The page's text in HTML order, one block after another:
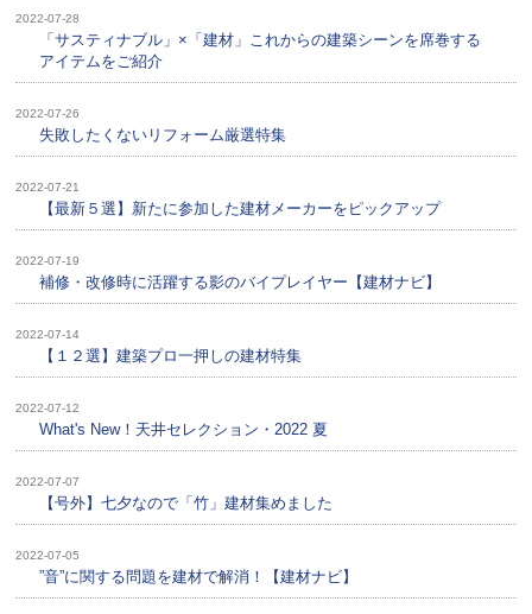
2022-07-28
「サスティナブル」×「建材」これからの建築シーンを席巻する
アイテムをご紹介
2022-07-26
失敗したくないリフォーム厳選特集
2022-07-21
【最新５選】新たに参加した建材メーカーをピックアップ
2022-07-19
補修・改修時に活躍する影のバイプレイヤー【建材ナビ】
2022-07-14
【１２選】建築プロ一押しの建材特集
2022-07-12
What's New！天井セレクション・2022 夏
2022-07-07
【号外】七夕なので「竹」建材集めました
2022-07-05
”音”に関する問題を建材で解消！【建材ナビ】